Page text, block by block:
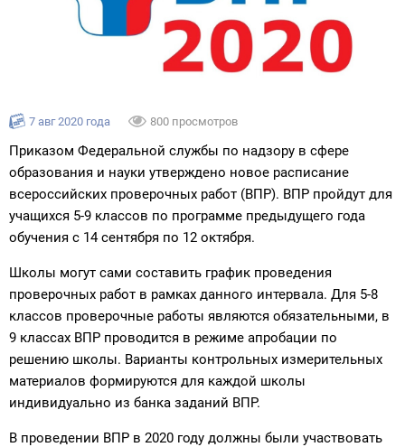
7 авг 2020 года 800 просмотров
Приказом Федеральной службы по надзору в сфере
образования и науки утверждено новое расписание
всероссийских проверочных работ (ВПР). ВПР пройдут для
учащихся 5-9 классов по программе предыдущего года
обучения с 14 сентября по 12 октября.
Школы могут сами составить график проведения
проверочных работ в рамках данного интервала. Для 5-8
классов проверочные работы являются обязательными, в
9 классах ВПР проводится в режиме апробации по
решению школы. Варианты контрольных измерительных
материалов формируются для каждой школы
индивидуально из банка заданий ВПР.
В проведении ВПР в 2020 году должны были участвовать